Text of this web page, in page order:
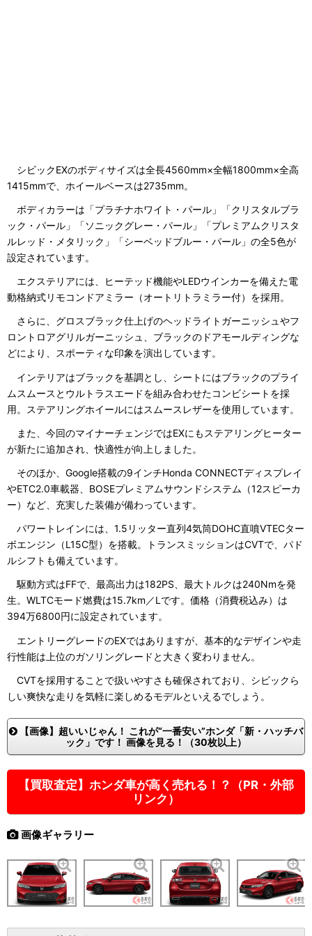
シビックEXのボディサイズは全長4560mm×全幅1800mm×全高
1415mmで、ホイールベースは2735mm。
ボディカラーは「プラチナホワイト・パール」「クリスタルブラ
ック・パール」「ソニックグレー・パール」「プレミアムクリスタ
ルレッド・メタリック」「シーベッドブルー・パール」の全5色が
設定されています。
エクステリアには、ヒーテッド機能やLEDウインカーを備えた電
動格納式リモコンドアミラー（オートリトラミラー付）を採用。
さらに、グロスブラック仕上げのヘッドライトガーニッシュやフ
ロントロアグリルガーニッシュ、ブラックのドアモールディングな
どにより、スポーティな印象を演出しています。
インテリアはブラックを基調とし、シートにはブラックのプライ
ムスムースとウルトラスエードを組み合わせたコンビシートを採
用。ステアリングホイールにはスムースレザーを使用しています。
また、今回のマイナーチェンジではEXにもステアリングヒーター
が新たに追加され、快適性が向上しました。
そのほか、Google搭載の9インチHonda CONNECTディスプレイ
やETC2.0車載器、BOSEプレミアムサウンドシステム（12スピーカ
ー）など、充実した装備が備わっています。
パワートレインには、1.5リッター直列4気筒DOHC直噴VTECター
ボエンジン（L15C型）を搭載。トランスミッションはCVTで、パド
ルシフトも備えています。
駆動方式はFFで、最高出力は182PS、最大トルクは240Nmを発
生。WLTCモード燃費は15.7km／Lです。価格（消費税込み）は
394万6800円に設定されています。
エントリーグレードのEXではありますが、基本的なデザインや走
行性能は上位のガソリングレードと大きく変わりません。
CVTを採用することで扱いやすさも確保されており、シビックら
しい爽快な走りを気軽に楽しめるモデルといえるでしょう。
【画像】超いいじゃん！ これが“一番安い”ホンダ「新・ハッチバ
ック」です！ 画像を見る！（30枚以上）
【買取査定】ホンダ車が高く売れる！？（PR・外部
リンク）
画像ギャラリー